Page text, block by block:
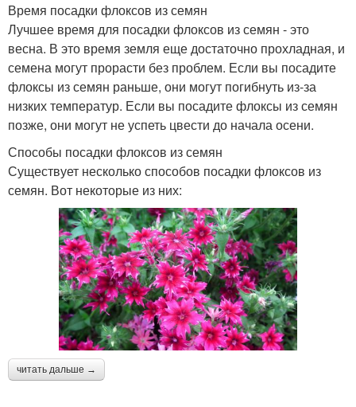
Время посадки флоксов из семян
Лучшее время для посадки флоксов из семян - это
весна. В это время земля еще достаточно прохладная, и
семена могут прорасти без проблем. Если вы посадите
флоксы из семян раньше, они могут погибнуть из-за
низких температур. Если вы посадите флоксы из семян
позже, они могут не успеть цвести до начала осени.
Способы посадки флоксов из семян
Существует несколько способов посадки флоксов из
семян. Вот некоторые из них:
читать дальше →